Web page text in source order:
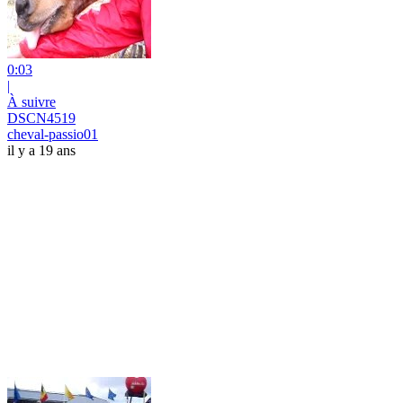
0:03
|
À suivre
DSCN4519
cheval-passio01
il y a 19 ans